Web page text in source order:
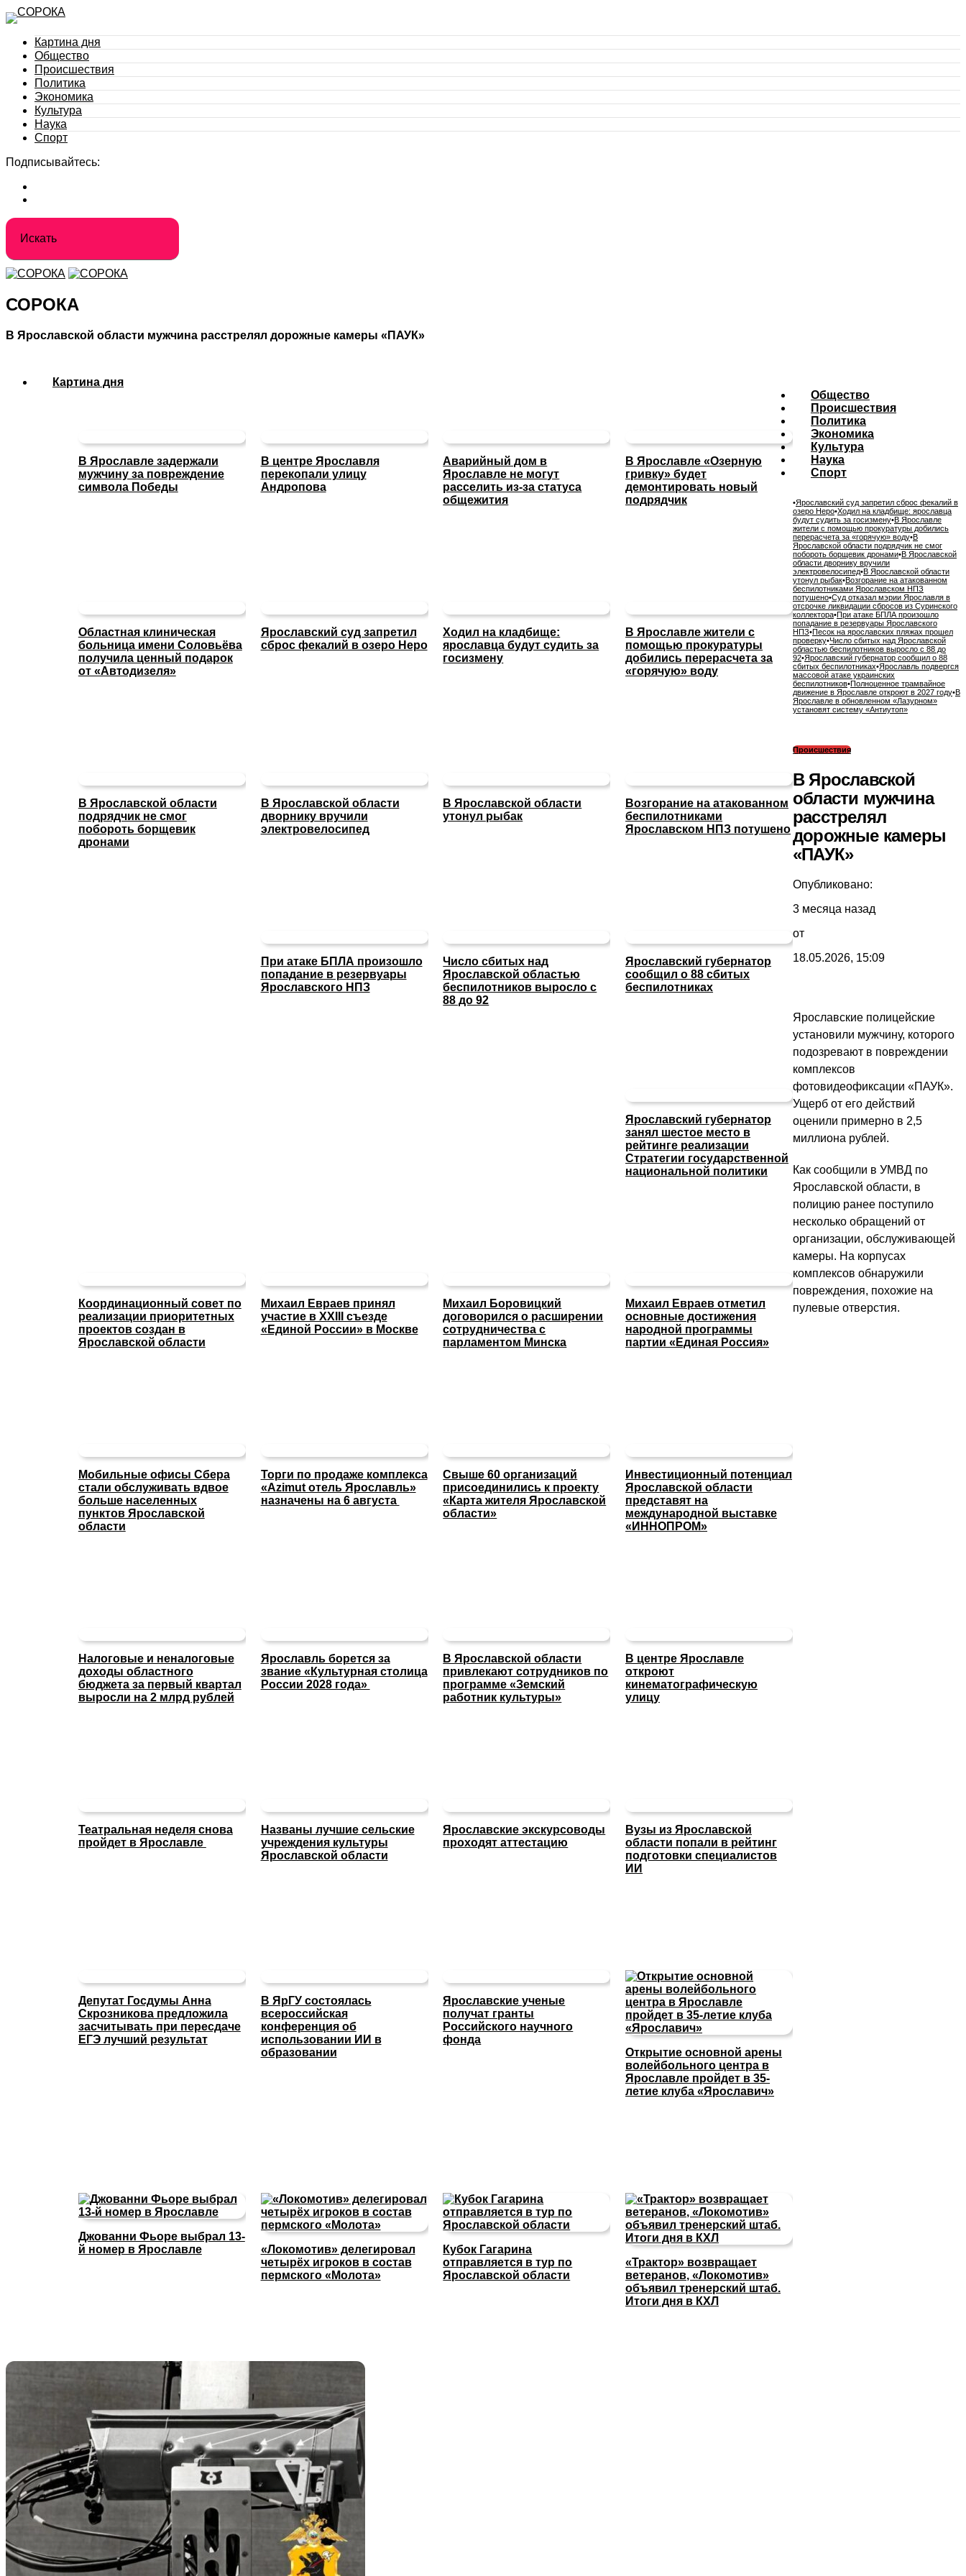
Картина дня
Общество
Происшествия
Политика
Экономика
Культура
Наука
Спорт
Подписывайтесь:
СОРОКА
В Ярославской области мужчина расстрелял дорожные камеры «ПАУК»
Картина дня
В Ярославле задержали
мужчину за повреждение
символа Победы
В центре Ярославля
перекопали улицу
Андропова
Аварийный дом в
Ярославле не могут
расселить из-за статуса
общежития
В Ярославле «Озерную
гривку» будет
демонтировать новый
подрядчик
Областная клиническая
больница имени Соловьёва
получила ценный подарок
от «Автодизеля»
Общество
Ярославский суд запретил
сброс фекалий в озеро Неро
Ходил на кладбище:
ярославца будут судить за
госизмену
В Ярославле жители с
помощью прокуратуры
добились перерасчета за
«горячую» воду
В Ярославской области
подрядчик не смог
побороть борщевик
дронами
В Ярославской области
дворнику вручили
электровелосипед
Происшествия
В Ярославской области
утонул рыбак
Возгорание на атакованном
беспилотниками
Ярославском НПЗ потушено
При атаке БПЛА произошло
попадание в резервуары
Ярославского НПЗ
Число сбитых над
Ярославской областью
беспилотников выросло с
88 до 92
Ярославский губернатор
сообщил о 88 сбитых
беспилотниках
Политика
Ярославский губернатор
занял шестое место в
рейтинге реализации
Стратегии государственной
национальной политики
Координационный совет по
реализации приоритетных
проектов создан в
Ярославской области
Михаил Евраев принял
участие в XXIII съезде
«Единой России» в Москве
Михаил Боровицкий
договорился о расширении
сотрудничества с
парламентом Минска
Михаил Евраев отметил
основные достижения
народной программы
партии «Единая Россия»
Экономика
Мобильные офисы Сбера
стали обслуживать вдвое
больше населенных
пунктов Ярославской
области
Торги по продаже комплекса
«Azimut отель Ярославль»
назначены на 6 августа
Свыше 60 организаций
присоединились к проекту
«Карта жителя Ярославской
области»
Инвестиционный потенциал
Ярославской области
представят на
международной выставке
«ИННОПРОМ»
Налоговые и неналоговые
доходы областного
бюджета за первый квартал
выросли на 2 млрд рублей
Культура
Ярославль борется за
звание «Культурная столица
России 2028 года»
В Ярославской области
привлекают сотрудников по
программе «Земский
работник культуры»
В центре Ярославле
откроют
кинематографическую
улицу
Театральная неделя снова
пройдет в Ярославле
Названы лучшие сельские
учреждения культуры
Ярославской области
Наука
Ярославские экскурсоводы
проходят аттестацию
Вузы из Ярославской
области попали в рейтинг
подготовки специалистов
ИИ
Депутат Госдумы Анна
Скрозникова предложила
засчитывать при пересдаче
ЕГЭ лучший результат
В ЯрГУ состоялась
всероссийская
конференция об
использовании ИИ в
образовании
Ярославские ученые
получат гранты
Российского научного
фонда
Спорт
Открытие основной арены
волейбольного центра в
Ярославле пройдет в 35-
летие клуба «Ярославич»
Джованни Фьоре выбрал 13-
й номер в Ярославле
«Локомотив» делегировал
четырёх игроков в состав
пермского «Молота»
Кубок Гагарина
отправляется в тур по
Ярославской области
«Трактор» возвращает
ветеранов, «Локомотив»
объявил тренерский штаб.
Итоги дня в КХЛ
•Ярославский суд запретил сброс фекалий в
озеро Неро•Ходил на кладбище: ярославца
будут судить за госизмену•В Ярославле
жители с помощью прокуратуры добились
перерасчета за «горячую» воду•В
Ярославской области подрядчик не смог
побороть борщевик дронами•В Ярославской
области дворнику вручили
электровелосипед•В Ярославской области
утонул рыбак•Возгорание на атакованном
беспилотниками Ярославском НПЗ
потушено•Суд отказал мэрии Ярославля в
отсрочке ликвидации сбросов из Суринского
коллектора•При атаке БПЛА произошло
попадание в резервуары Ярославского
НПЗ•Песок на ярославских пляжах прошел
проверку•Число сбитых над Ярославской
областью беспилотников выросло с 88 до
92•Ярославский губернатор сообщил о 88
сбитых беспилотниках•Ярославль подвергся
массовой атаке украинских
беспилотников•Полноценное трамвайное
движение в Ярославле откроют в 2027 году•В
Ярославле в обновленном «Лазурном»
установят систему «Антиутоп»
Происшествия
В Ярославской
области мужчина
расстрелял
дорожные камеры
«ПАУК»
Опубликовано:
3 месяца назад
от
18.05.2026, 15:09
Ярославские полицейские
установили мужчину, которого
подозревают в повреждении
комплексов
фотовидеофиксации «ПАУК».
Ущерб от его действий
оценили примерно в 2,5
миллиона рублей.
Как сообщили в УМВД по
Ярославской области, в
полицию ранее поступило
несколько обращений от
организации, обслуживающей
камеры. На корпусах
комплексов обнаружили
повреждения, похожие на
пулевые отверстия.